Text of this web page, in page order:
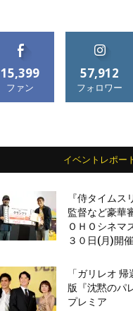
15,399
ファン
57,912
フォロワー
イベントレポー
『侍タイムス
監督など豪華
ＯＨＯシネマ
３０日(月)開催
「ガリレオ
版『沈黙のパ
プレミア